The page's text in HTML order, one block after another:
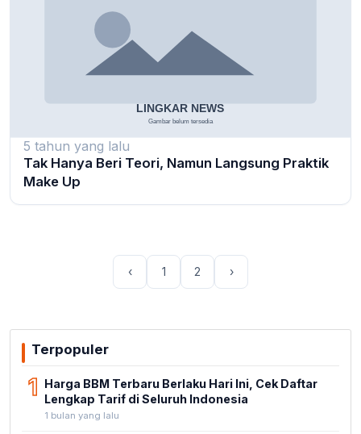
5 tahun yang lalu
Tak Hanya Beri Teori, Namun Langsung Praktik
Make Up
‹ 1 2 ›
Terpopuler
1 Harga BBM Terbaru Berlaku Hari Ini, Cek Daftar
Lengkap Tarif di Seluruh Indonesia
1 bulan yang lalu